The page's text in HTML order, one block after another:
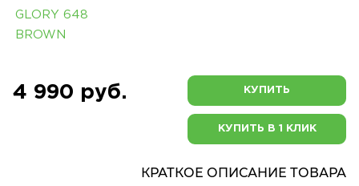
4 990 руб. КУПИТЬ
КУПИТЬ В 1 КЛИК
КРАТКОЕ ОПИСАНИЕ ТОВАРА